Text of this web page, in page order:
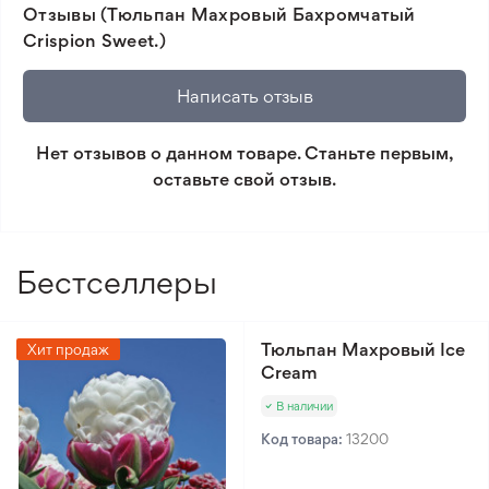
Тип почвы
Обычная почва
Умеренный климат
товара и реального растения.
🛡️ Защита покупок. Возврат средств за товар,
который не соответствует ожиданиям. Согласно
условиям возврата.
Минимальный заказ 300 грн.
Отзывы (Тюльпан Махровый Бахромчатый
Crispion Sweet.)
Написать отзыв
Нет отзывов о данном товаре. Станьте первым,
оставьте свой отзыв.
Бестселлеры
Хит продаж
Тюльпан Махровый Ice
Cream
В наличии
Код товара: 13200